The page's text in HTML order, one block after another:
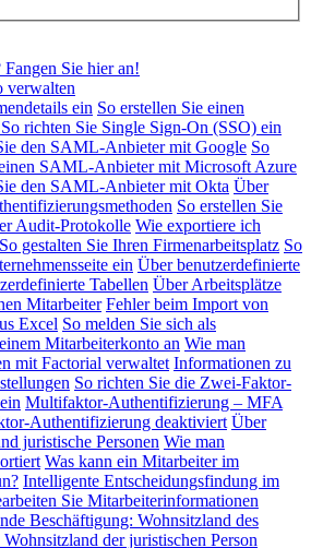
Sie hier an!
verwalten
ein So erstellen Sie einen
So richten Sie Single Sign-On (SSO) ein
den SAML-Anbieter mit Google So
SAML-Anbieter mit Microsoft Azure
den SAML-Anbieter mit Okta Über
So erstellen Sie
Audit-Protokolle Wie exportiere ich
So gestalten Sie Ihren Firmenarbeitsplatz So
ein Über benutzerdefinierte
Tabellen Über Arbeitsplätze
Mitarbeiter Fehler beim Import von
Excel So melden Sie sich als
Mitarbeiterkonto an Wie man
mit Factorial verwaltet Informationen zu
So richten Sie die Zwei-Faktor-
Multifaktor-Authentifizierung – MFA
Authentifizierung deaktiviert Über
juristische Personen Wie man
Was kann ein Mitarbeiter im
Intelligente Entscheidungsfindung im
Sie Mitarbeiterinformationen
Beschäftigung: Wohnsitzland des
der juristischen Person